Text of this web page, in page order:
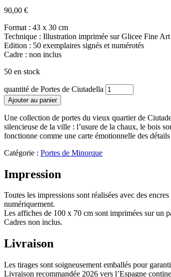
90,00 €
Format : 43 x 30 cm
Technique : Illustration imprimée sur Glicee Fine Art
Edition : 50 exemplaires signés et numérotés
Cadre : non inclus
50 en stock
quantité de Portes de Ciutadella
Ajouter au panier
Une collection de portes du vieux quartier de
silencieuse de la ville : l’usure de la chaux, le bois
fonctionne comme une carte émotionnelle des
Catégorie : Portes de Minorque
Impression
Toutes les impressions sont réalisées avec des
numériquement.
Les affiches de 100 x 70 cm sont imprimées sur un
Cadres non inclus.
Livraison
Les tirages sont soigneusement emballés pour
Livraison recommandée 2026 vers l’Espagne